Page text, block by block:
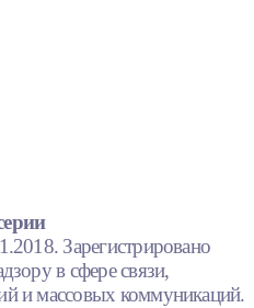
Зарегистрировано
в сфере связи,
и массовых коммуникаций.